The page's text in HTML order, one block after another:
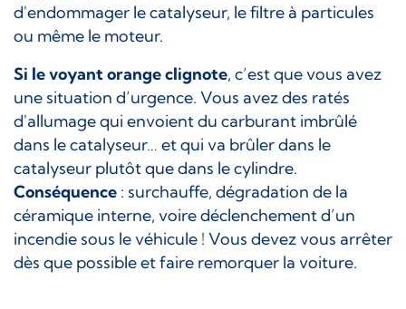
d'endommager le catalyseur, le filtre à particules
ou même le moteur.
Si le voyant orange clignote, c’est que vous avez
une situation d’urgence. Vous avez des ratés
d'allumage qui envoient du carburant imbrûlé
dans le catalyseur… et qui va brûler dans le
catalyseur plutôt que dans le cylindre.
Conséquence : surchauffe, dégradation de la
céramique interne, voire déclenchement d’un
incendie sous le véhicule ! Vous devez vous arrêter
dès que possible et faire remorquer la voiture.